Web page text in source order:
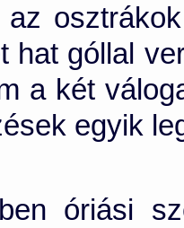
az
hat góllal
a két
egyik
óriási